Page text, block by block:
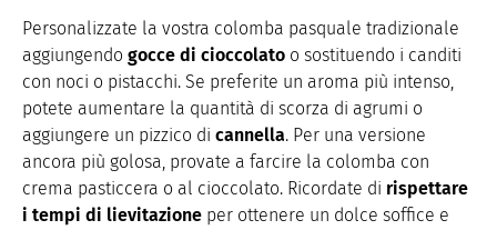
Personalizzate la vostra colomba pasquale tradizionale
aggiungendo gocce di cioccolato o sostituendo i canditi
con noci o pistacchi. Se preferite un aroma più intenso,
potete aumentare la quantità di scorza di agrumi o
aggiungere un pizzico di cannella. Per una versione
ancora più golosa, provate a farcire la colomba con
crema pasticcera o al cioccolato. Ricordate di rispettare
i tempi di lievitazione per ottenere un dolce soffice e